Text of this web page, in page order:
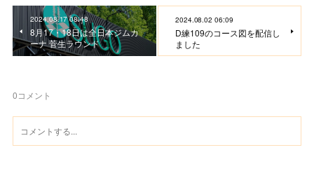
2024.08.17 08:48
8月17・18日は全日本ジムカ
ーナ 菅生ラウンド
2024.08.02 06:09
D練109のコース図を配信し
ました
0コメント